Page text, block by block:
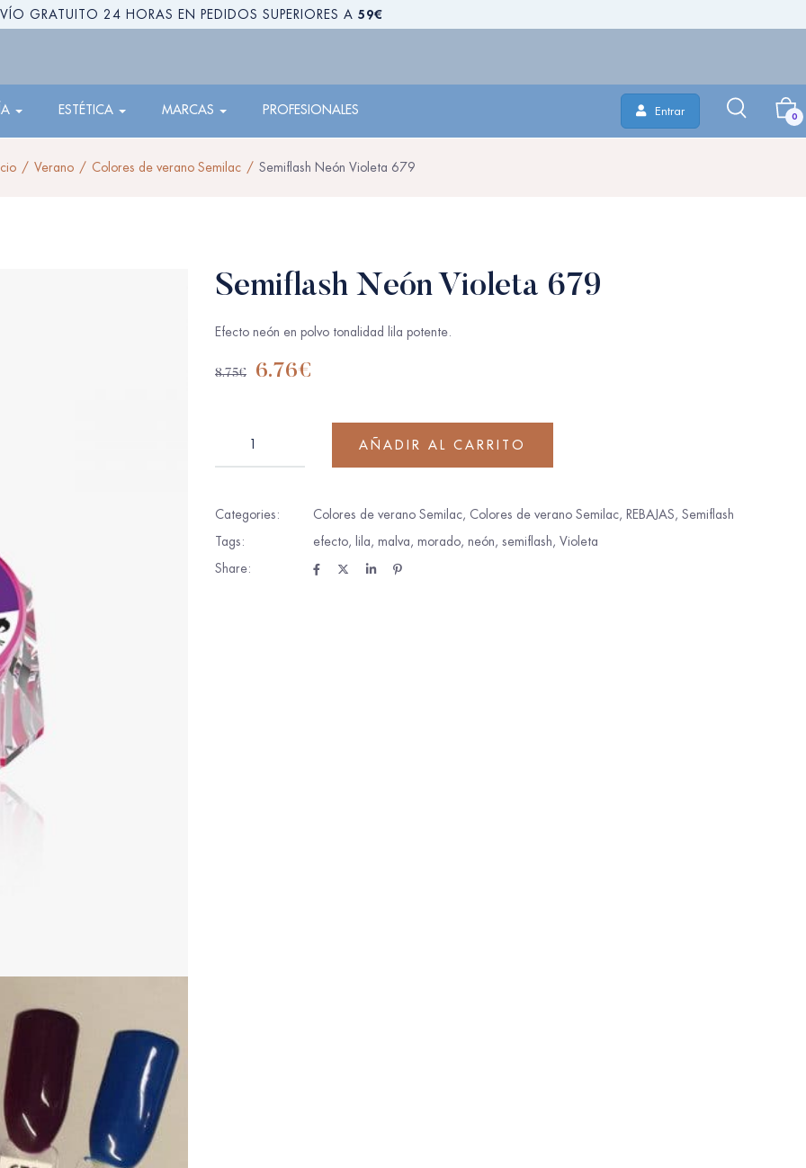
GRATUITO 24 HORAS EN PEDIDOS SUPERIORES A 59€
ESTÉTICA MARCAS PROFESIONALES Entrar 0
Verano Colores de verano Semilac Semiflash Neón Violeta 679
Semiflash Neón Violeta 679
Efecto neón en polvo tonalidad lila potente.
8.75€ 6.76€
AÑADIR AL CARRITO
Categories: Colores de verano Semilac, Colores de verano Semilac, REBAJAS, Semiflash
Tags:
efecto, lila, malva, morado, neón, semiflash, Violeta
Share: